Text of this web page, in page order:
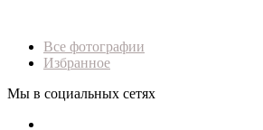
Все фотографии
Избранное
Мы в социальных сетях